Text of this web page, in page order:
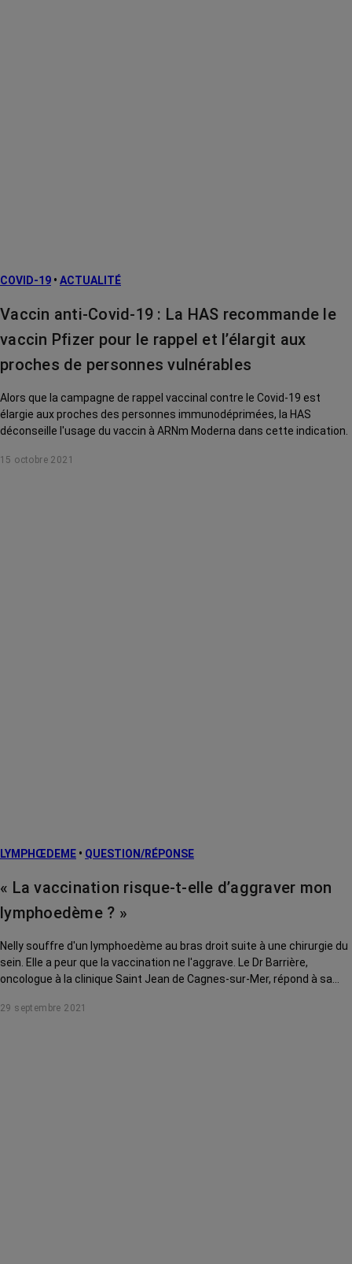
COVID-19 • ACTUALITÉ
Vaccin anti-Covid-19 : La HAS recommande le
vaccin Pfizer pour le rappel et l’élargit aux
proches de personnes vulnérables
Alors que la campagne de rappel vaccinal contre le Covid-19 est
élargie aux proches des personnes immunodéprimées, la HAS
déconseille l'usage du vaccin à ARNm Moderna dans cette indication.
15 octobre 2021
LYMPHŒDEME • QUESTION/RÉPONSE
« La vaccination risque-t-elle d’aggraver mon
lymphoedème ? »
Nelly souffre d'un lymphoedème au bras droit suite à une chirurgie du
sein. Elle a peur que la vaccination ne l'aggrave. Le Dr Barrière,
oncologue à la clinique Saint Jean de Cagnes-sur-Mer, répond à sa
29 septembre 2021